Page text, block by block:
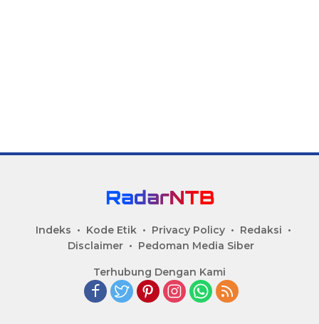
Indeks Kode Etik Privacy Policy
Redaksi
Disclaimer
Pedoman Media Siber
Terhubung Dengan Kami